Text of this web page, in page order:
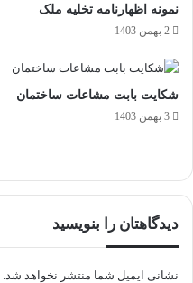
نمونه اظهارنامه تخلیه ملک
2 بهمن 1403
شکایت بابت مشاعات ساختمان
3 بهمن 1403
دیدگاهتان را بنویسید
نشانی ایمیل شما منتشر نخواهد شد.